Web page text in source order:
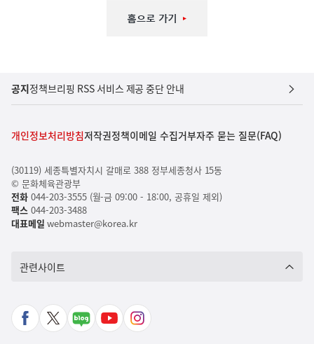
공지정책브리핑 RSS 서비스 제공 중단 안내
개인정보처리방침저작권정책이메일 수집거부자주 묻는 질문(FAQ)
(30119) 세종특별자치시 갈매로 388 정부세종청사 15동
© 문화체육관광부
전화044-203-3555 (월-금 09:00 - 18:00, 공휴일 제외)
팩스044-203-3488
대표메일 webmaster@korea.kr
관련사이트
페
X
네
유
인